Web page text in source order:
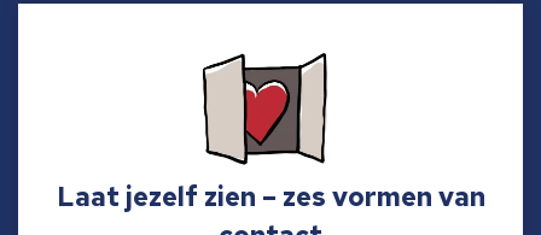
Laat jezelf zien – zes vormen van